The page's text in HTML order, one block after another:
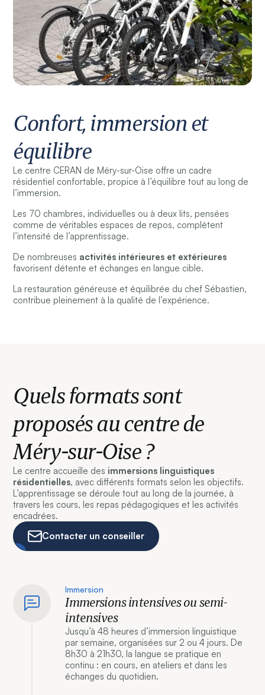
Confort, immersion et
équilibre
Le centre CERAN de Méry-sur-Oise offre un cadre
résidentiel confortable, propice à l’équilibre tout au long de
l’immersion.
Les 70 chambres, individuelles ou à deux lits, pensées
comme de véritables espaces de repos, complètent
l’intensité de l’apprentissage.
De nombreuses activités intérieures et extérieures
favorisent détente et échanges en langue cible.
La restauration généreuse et équilibrée du chef Sébastien,
contribue pleinement à la qualité de l’expérience.
Quels formats sont
proposés au centre de
Méry-sur-Oise ?
Le centre accueille des immersions linguistiques
résidentielles, avec différents formats selon les objectifs.
L’apprentissage se déroule tout au long de la journée, à
travers les cours, les repas pédagogiques et les activités
encadrées.
Contacter un conseiller
Immersion
Immersions intensives ou semi-
intensives
Jusqu’à 48 heures d’immersion linguistique
par semaine, organisées sur 2 ou 4 jours. De
8h30 à 21h30, la langue se pratique en
continu : en cours, en ateliers et dans les
échanges du quotidien.